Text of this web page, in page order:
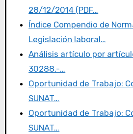
b
o
o
k
r
d
o
n
tir
28/12/2014 (PDF…
Índice Compendio de
Legislación laboral…
Análisis artículo por
30288.-…
Oportunidad de Trabajo:
SUNAT…
Oportunidad de Trabajo:
SUNAT…